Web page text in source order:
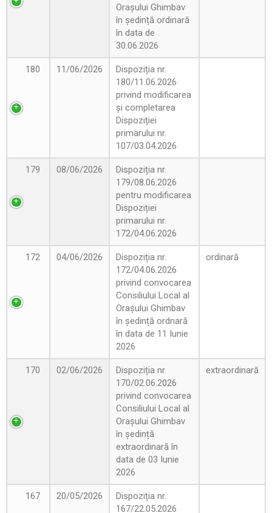
Orașului Ghimbav
în ședință ordinară
în data de
30.06.2026
180 11/06/2026
Dispoziția nr.
180/11.06.2026
privind modificarea
și completarea
Dispoziției
primarului nr.
107/03.04.2026
179 08/06/2026
Dispoziția nr.
179/08.06.2026
pentru modificarea
Dispoziției
primarului nr.
172/04.06.2026
172 04/06/2026
Dispoziția nr.
172/04.06.2026
privind convocarea
Consiliului Local al
Orașului Ghimbav
în ședință ordnară
în data de 11 Iunie
2026
ordinară
170 02/06/2026
Dispoziția nr.
170/02.06.2026
privind convocarea
Consiliului Local al
Orașului Ghimbav
în ședință
extraordinară în
data de 03 Iunie
2026
extraordinară
167 20/05/2026
Dispoziția nr.
167/22.05.2026